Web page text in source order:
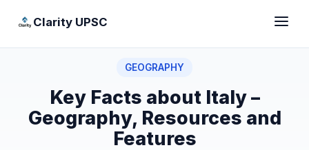
Clarity UPSC
GEOGRAPHY
Key Facts about Italy –
Geography, Resources and
Features